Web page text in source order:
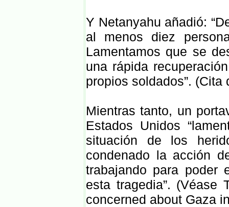
Y Netanyahu añadió:
al menos diez
Lamentamos que se
una rápida
propios soldados”. (Cita
Mientras tanto, un
Estados Unidos
situación de los
condenado la acción
trabajando para poder
esta tragedia”. (Véase
concerned about Gaza